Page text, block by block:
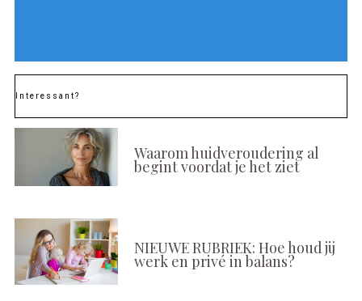
Interessant?
Waarom huidveroudering al
begint voordat je het ziet
NIEUWE RUBRIEK: Hoe houd jij
werk en privé in balans?